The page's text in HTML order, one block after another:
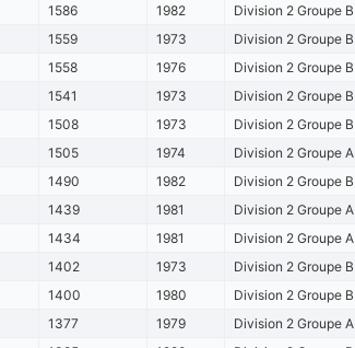
1586 1982
Division 2 Groupe B
1559 1973
Division 2 Groupe B
1558 1976
Division 2 Groupe B
1541 1973
Division 2 Groupe B
1508 1973
Division 2 Groupe B
1505 1974
Division 2 Groupe A
1490 1982
Division 2 Groupe B
1439 1981
Division 2 Groupe A
1434 1981
Division 2 Groupe A
1402 1973
Division 2 Groupe B
1400 1980
Division 2 Groupe B
1377 1979
Division 2 Groupe A